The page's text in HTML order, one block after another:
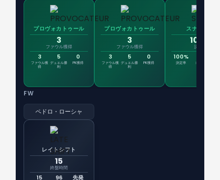
プロヴォカトゥール
3
ファウル獲得
3
ファウル獲
得
5
デュエル勝
利
0
PK獲得
プロヴォカトゥール
3
ファウル獲得
3
ファウル獲
得
5
デュエル勝
利
0
PK獲得
スナイパー
100%
決定率
100%
決定率 ゴール
FW
ペドロ・ローシャ
レイトシフト
15
終盤時間
15 96 先発